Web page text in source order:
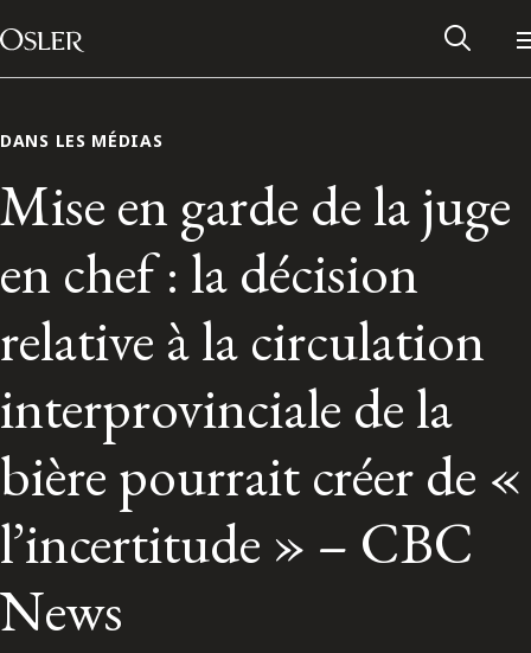
Passer au contenu
Main Navigation
Réseau des anciens d’Osler
Contactez-nous
ENGLISH
S’abonner aux articles Osler
DANS LES MÉDIAS
Mise en garde de la juge
en chef : la décision
relative à la circulation
interprovinciale de la
bière pourrait créer de «
l’incertitude » – CBC
News